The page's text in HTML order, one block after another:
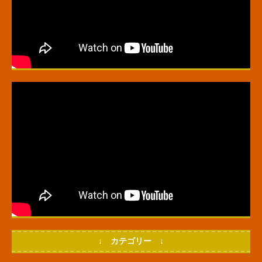
↓ カテゴリー ↓